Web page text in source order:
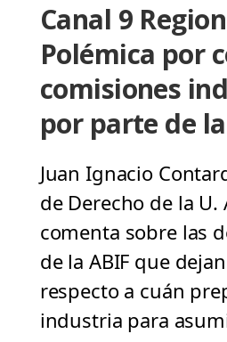
Canal 9
Polémica por
comisiones
por parte de
Juan Ignacio
de Derecho de la U.
comenta sobre las
de la ABIF que
respecto a cuán
industria para